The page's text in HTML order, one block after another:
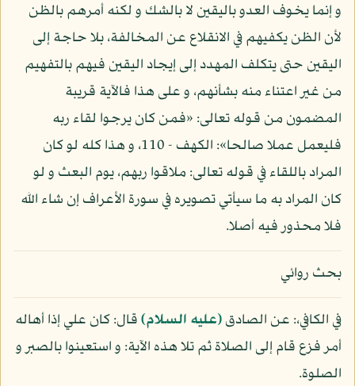
و إنما يخوف العدو باليقين لا بالشك و لكنه أمرهم بالظن
لأن الظن يكفيهم في الانقلاع عن المخالفة، بلا حاجة إلى
اليقين حتى يتكلف المهدد إلى إيجاد اليقين فيهم بالتفهيم
من غير اعتناء منه بشأنهم، و على هذا فالآية قريبة
المضمون من قوله تعالى: «فمن كان يرجوا لقاء ربه
فليعمل عملا صالحا»: الكهف - 110، و هذا كله لو كان
المراد باللقاء في قوله تعالى: ملاقوا ربهم، يوم البعث و لو
كان المراد به ما سيأتي تصويره في سورة الأعراف إن شاء الله
فلا محذور فيه أصلا.
بحث روائي
في الكافي،: عن الصادق(عليه السلام)قال: كان علي إذا أهاله
أمر فزع قام إلى الصلاة ثم تلا هذه الآية: و استعينوا بالصبر و
الصلوة.